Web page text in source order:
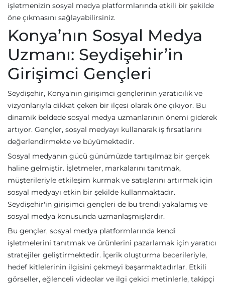
işletmenizin sosyal medya platformlarında etkili bir şekilde
öne çıkmasını sağlayabilirsiniz.
Konya’nın Sosyal Medya
Uzmanı: Seydişehir’in
Girişimci Gençleri
Seydişehir, Konya'nın girişimci gençlerinin yaratıcılık ve
vizyonlarıyla dikkat çeken bir ilçesi olarak öne çıkıyor. Bu
dinamik beldede sosyal medya uzmanlarının önemi giderek
artıyor. Gençler, sosyal medyayı kullanarak iş fırsatlarını
değerlendirmekte ve büyümektedir.
Sosyal medyanın gücü günümüzde tartışılmaz bir gerçek
haline gelmiştir. İşletmeler, markalarını tanıtmak,
müşterileriyle etkileşim kurmak ve satışlarını artırmak için
sosyal medyayı etkin bir şekilde kullanmaktadır.
Seydişehir'in girişimci gençleri de bu trendi yakalamış ve
sosyal medya konusunda uzmanlaşmışlardır.
Bu gençler, sosyal medya platformlarında kendi
işletmelerini tanıtmak ve ürünlerini pazarlamak için yaratıcı
stratejiler geliştirmektedir. İçerik oluşturma becerileriyle,
hedef kitlelerinin ilgisini çekmeyi başarmaktadırlar. Etkili
görseller, eğlenceli videolar ve ilgi çekici metinlerle, takipçi